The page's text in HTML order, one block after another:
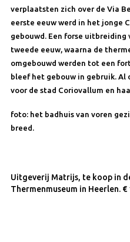
verplaatsten zich over de Via
eerste eeuw werd in het jonge
gebouwd. Een forse uitbreiding
tweede eeuw, waarna de
omgebouwd werden tot een
bleef het gebouw in gebruik.
voor de stad Coriovallum en
foto: het badhuis van voren
breed.
Uitgeverij Matrijs, te koop in
Thermenmuseum in Heerlen. €